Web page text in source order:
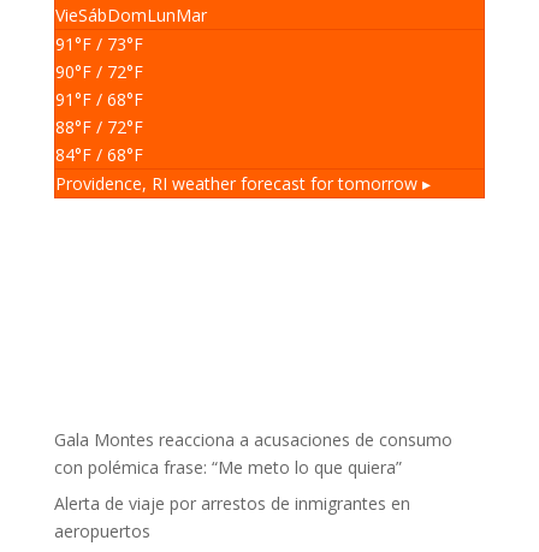
VieSábDomLunMar
91°F/ 73°F
90°F/ 72°F
91°F/ 68°F
88°F/ 72°F
84°F/ 68°F
Providence, RI weather forecast for tomorrow ▸
Gala Montes reacciona a acusaciones de consumo
con polémica frase: “Me meto lo que quiera”
Alerta de viaje por arrestos de inmigrantes en
aeropuertos